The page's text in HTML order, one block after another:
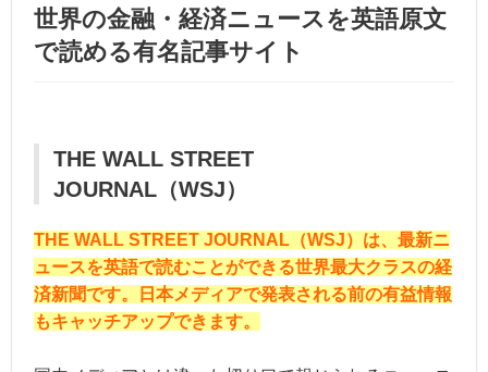
世界の金融・経済ニュースを英語原文
で読める有名記事サイト
THE WALL STREET
JOURNAL（WSJ）
THE WALL STREET JOURNAL（WSJ）は、最新ニ
ュースを英語で読むことができる世界最大クラスの経
済新聞です。日本メディアで発表される前の有益情報
もキャッチアップできます。